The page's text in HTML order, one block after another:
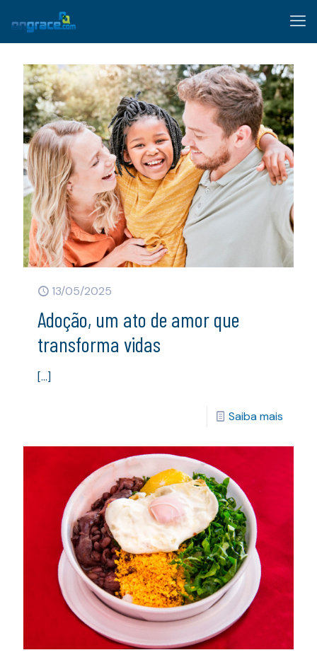
13/05/2025
Adoção, um ato de amor que
transforma vidas
[…]
Saiba mais